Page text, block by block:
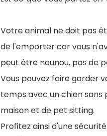
Votre animal ne doit pas
de l'emporter car vous
peut être nounou, pas de
Vous pouvez faire garder
temps avec un chien
maison et de pet sitting.
Profitez ainsi d'une